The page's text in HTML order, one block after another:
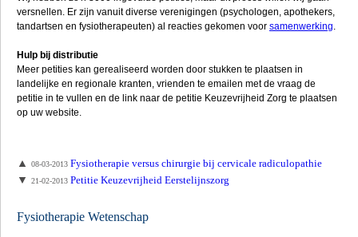
versnellen. Er zijn vanuit diverse verenigingen (psychologen, apothekers,
tandartsen en fysiotherapeuten) al reacties gekomen voor samenwerking.
Hulp bij distributie
Meer petities kan gerealiseerd worden door stukken te plaatsen in
landelijke en regionale kranten, vrienden te emailen met de vraag de
petitie in te vullen en de link naar de petitie Keuzevrijheid Zorg te plaatsen
op uw website.
08-03-2013 Fysiotherapie versus chirurgie bij cervicale radiculopathie
21-02-2013 Petitie Keuzevrijheid Eerstelijnszorg
Fysiotherapie Wetenschap